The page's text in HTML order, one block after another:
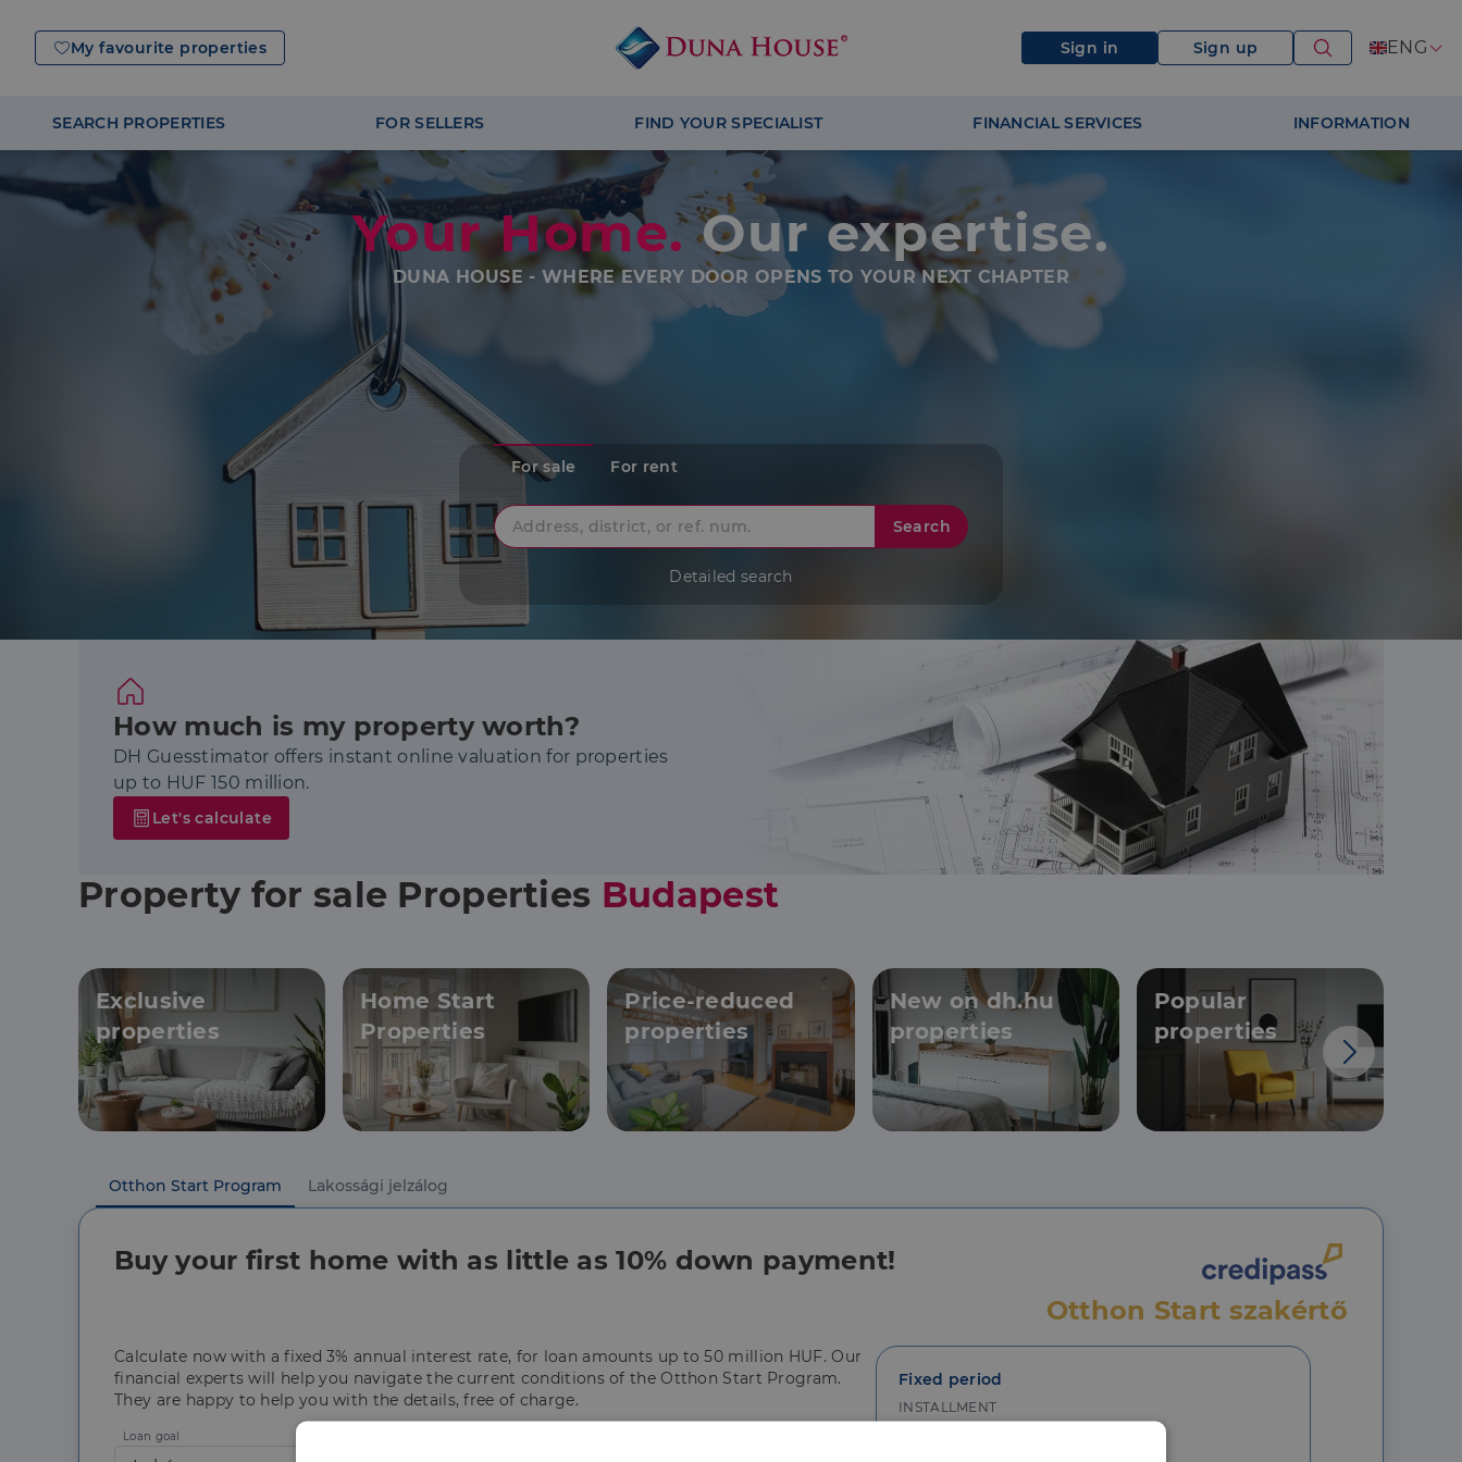
My favourite properties Sign in Sign up ENG
SEARCH PROPERTIES FOR SELLERS FIND YOUR SPECIALIST FINANCIAL SERVICES INFORMATION
Your Home.Our expertise.
DUNA HOUSE - WHERE EVERY DOOR OPENS TO YOUR NEXT CHAPTER
For sale For rent
Search
Detailed search
How much is my property worth?
DH Guesstimator offers instant online valuation for properties
up to HUF 150 million.
Let's calculate
Property for sale Properties Budapest
Exclusive
properties
Home Start
Properties
Price-reduced
properties
New on dh.hu
properties
Popular
properties
Otthon Start Program Lakossági jelzálog
Otthon Start szakértő
Buy your first home with as little as 10% down payment!
Calculate now with a fixed 3% annual interest rate, for loan amounts up to 50 million HUF. Our
financial experts will help you navigate the current conditions of the Otthon Start Program.
They are happy to help you with the details, free of charge.
Loan goal
Fixed period
INSTALLMENT